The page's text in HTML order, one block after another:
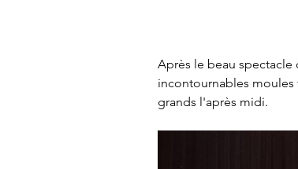
Après le beau spectacle
incontournables moules
grands l'après midi.